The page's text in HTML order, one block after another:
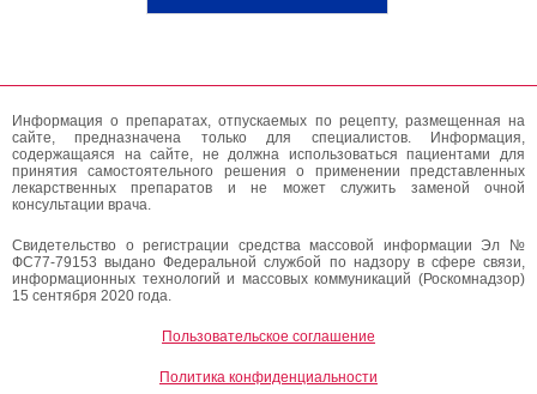
Информация о препаратах, отпускаемых по рецепту, размещенная на
сайте, предназначена только для специалистов. Информация,
содержащаяся на сайте, не должна использоваться пациентами для
принятия самостоятельного решения о применении представленных
лекарственных препаратов и не может служить заменой очной
консультации врача.
Свидетельство о регистрации средства массовой информации Эл №
ФС77-79153 выдано Федеральной службой по надзору в сфере связи,
информационных технологий и массовых коммуникаций (Роскомнадзор)
15 сентября 2020 года.
Пользовательское соглашение
Политика конфиденциальности